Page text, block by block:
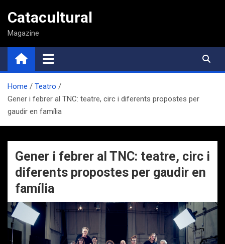
contenido
Catacultural
Magazine
Home
Teatro
Gener i febrer al TNC: teatre, circ i diferents propostes per
gaudir en família
Gener i febrer al TNC: teatre, circ i
diferents propostes per gaudir en
família